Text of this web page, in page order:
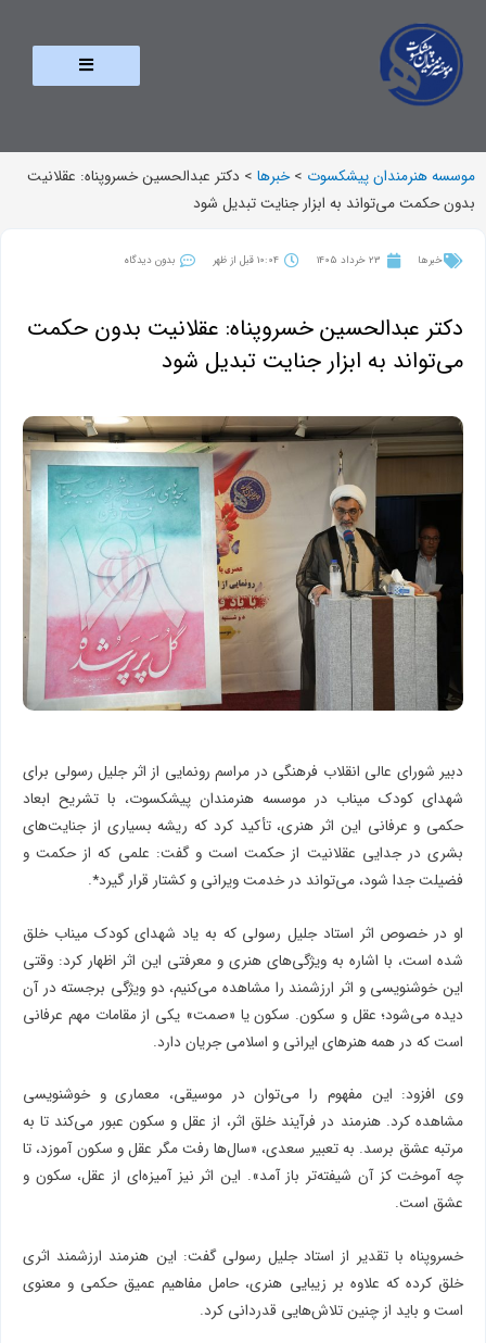
موسسه هنرمندان پیشکسوت >خبرها > دکتر عبدالحسین خسروپناه: عقلانیت
بدون حکمت می‌تواند به ابزار جنایت تبدیل شود
خبرها 23 خرداد 1405 10:04 قبل از ظهر بدون دیدگاه
دکتر عبدالحسین خسروپناه: عقلانیت بدون حکمت
می‌تواند به ابزار جنایت تبدیل شود
دبیر شورای عالی انقلاب فرهنگی در مراسم رونمایی از اثر جلیل رسولی برای
شهدای کودک میناب در موسسه هنرمندان پیشکسوت، با تشریح ابعاد
حکمی و عرفانی این اثر هنری، تأکید کرد که ریشه بسیاری از جنایت‌های
بشری در جدایی عقلانیت از حکمت است و گفت: علمی که از حکمت و
فضیلت جدا شود، می‌تواند در خدمت ویرانی و کشتار قرار گیرد*.
او در خصوص اثر استاد جلیل رسولی که به یاد شهدای کودک میناب خلق
شده است، با اشاره به ویژگی‌های هنری و معرفتی این اثر اظهار کرد: وقتی
این خوشنویسی و اثر ارزشمند را مشاهده می‌کنیم، دو ویژگی برجسته در آن
دیده می‌شود؛ عقل و سکون. سکون یا «صمت» یکی از مقامات مهم عرفانی
است که در همه هنرهای ایرانی و اسلامی جریان دارد.
وی افزود: این مفهوم را می‌توان در موسیقی، معماری و خوشنویسی
مشاهده کرد. هنرمند در فرآیند خلق اثر، از عقل و سکون عبور می‌کند تا به
مرتبه عشق برسد. به تعبیر سعدی، «سال‌ها رفت مگر عقل و سکون آموزد، تا
چه آموخت کز آن شیفته‌تر باز آمد». این اثر نیز آمیزه‌ای از عقل، سکون و
عشق است.
خسروپناه با تقدیر از استاد جلیل رسولی گفت: این هنرمند ارزشمند اثری
خلق کرده که علاوه بر زیبایی هنری، حامل مفاهیم عمیق حکمی و معنوی
است و باید از چنین تلاش‌هایی قدردانی کرد.